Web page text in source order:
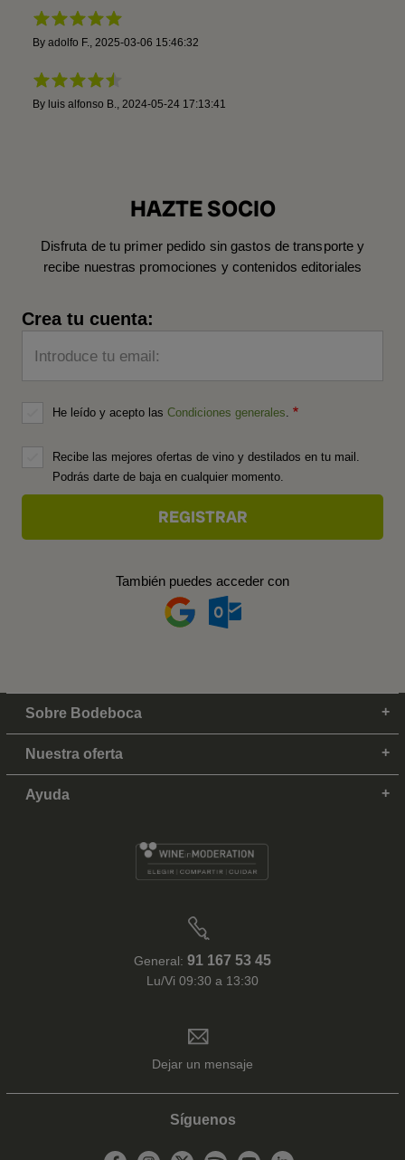
By adolfo F. 2025-03-06 15:46:32
By luis alfonso B. 2024-05-24 17:13:41
HAZTE SOCIO
Disfruta de tu primer pedido sin gastos de transporte y
recibe nuestras promociones y contenidos editoriales
Crea tu cuenta:
Introduce tu email:
He leído y acepto las Condiciones generales
Recibe las mejores ofertas de vino y destilados en tu mail.
Podrás darte de baja en cualquier momento.
También puedes acceder con
Sobre Bodeboca
Nuestra oferta
Ayuda
General: 91 167 53 45
Lu/Vi 09:30 a 13:30
Dejar un mensaje
Síguenos